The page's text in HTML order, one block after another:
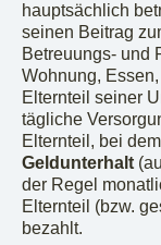
hauptsächlich
seinen Beitrag
Betreuungs- und
Wohnung,
Elternteil seiner
tägliche
Elternteil, bei
Geldunterhalt
der Regel
Elternteil (bzw.
bezahlt.